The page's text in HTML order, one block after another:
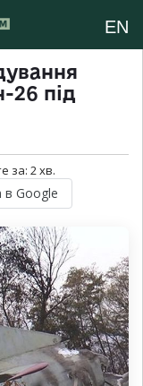
EN
26 під
за: 2хв.
в Google